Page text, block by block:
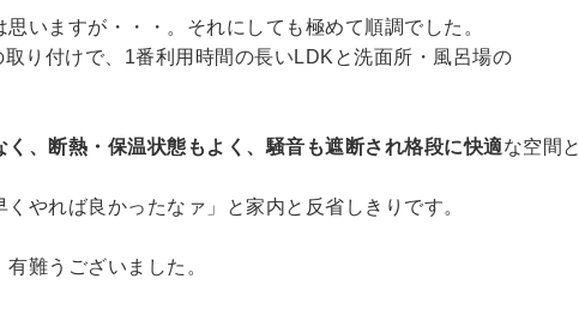
いますが・・・。それにしても極めて順調でした。
取り付けで、1番利用時間の長いLDKと洗面所・風呂場の
く、断熱・保温状態もよく、騒音も遮断され格段に快適な空間と
やれば良かったなァ」と家内と反省しきりです。
難うございました。